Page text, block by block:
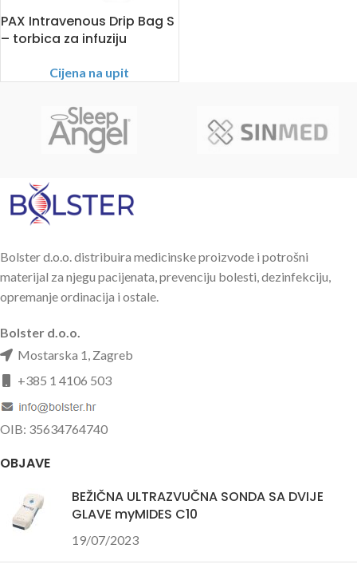
PAX Intravenous Drip Bag S
– torbica za infuziju
Cijena na upit
Bolster d.o.o. distribuira medicinske proizvode i potrošni
materijal za njegu pacijenata, prevenciju bolesti, dezinfekciju,
opremanje ordinacija i ostale.
Bolster d.o.o.
Mostarska 1, Zagreb
+385 1 4106 503
OIB: 35634764740
OBJAVE
BEŽIČNA ULTRAZVUČNA SONDA SA DVIJE
GLAVE myMIDES C10
19/07/2023